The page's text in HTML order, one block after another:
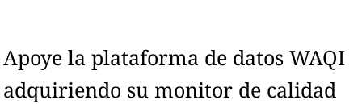
Apoye la plataforma de datos WAQI
adquiriendo su monitor de calidad